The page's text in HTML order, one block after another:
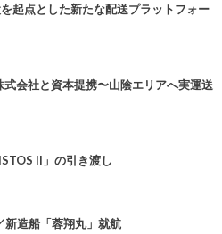
起点とした新たな配送プラットフォー
会社と資本提携〜山陰エリアへ実運送
II」の引き渡し
新造船「蓉翔丸」就航